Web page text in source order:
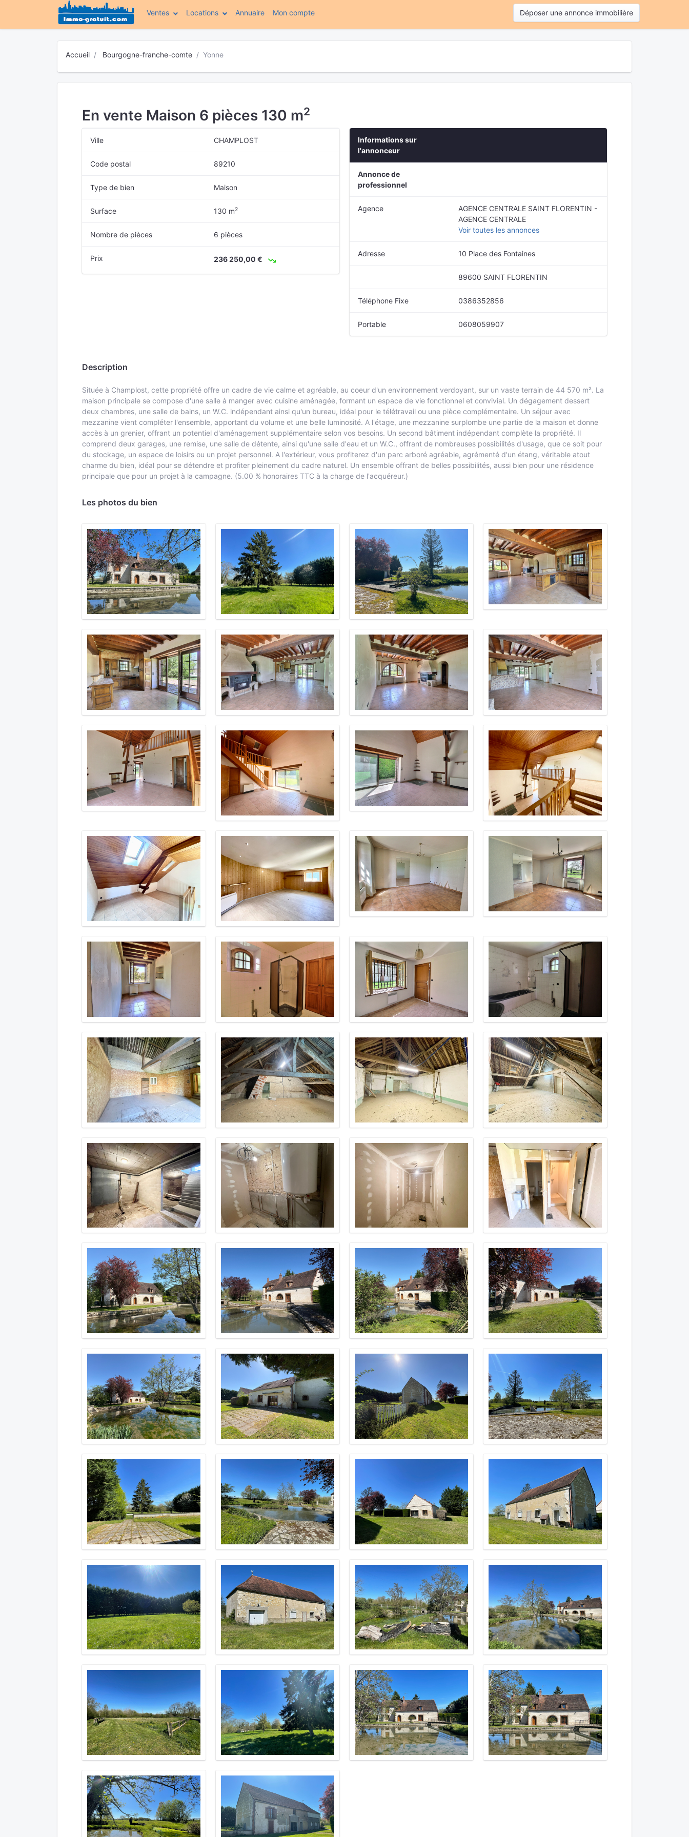
Ventes Locations Annuaire Mon compte(current) Déposer une annonce immobilière
Accueil Bourgogne-franche-comte Yonne
En vente Maison 6 pièces 130 m2
Ville CHAMPLOST
Code postal 89210
Type de bien Maison
Surface 130 m2
Nombre de pièces 6 pièces
Prix 236 250,00 €
Informations sur
l'annonceur
Annonce de
professionnel
Agence
AGENCE CENTRALE SAINT FLORENTIN -
AGENCE CENTRALE
Voir toutes les annonces
Adresse 10 Place des Fontaines
89600 SAINT FLORENTIN
Téléphone Fixe 0386352856
Portable 0608059907
Description
Située à Champlost, cette propriété offre un cadre de vie calme et agréable, au coeur d'un environnement verdoyant, sur un vaste terrain de 44 570 m². La
maison principale se compose d'une salle à manger avec cuisine aménagée, formant un espace de vie fonctionnel et convivial. Un dégagement dessert
deux chambres, une salle de bains, un W.C. indépendant ainsi qu'un bureau, idéal pour le télétravail ou une pièce complémentaire. Un séjour avec
mezzanine vient compléter l'ensemble, apportant du volume et une belle luminosité. A l'étage, une mezzanine surplombe une partie de la maison et donne
accès à un grenier, offrant un potentiel d'aménagement supplémentaire selon vos besoins. Un second bâtiment indépendant complète la propriété. Il
comprend deux garages, une remise, une salle de détente, ainsi qu'une salle d'eau et un W.C., offrant de nombreuses possibilités d'usage, que ce soit pour
du stockage, un espace de loisirs ou un projet personnel. A l'extérieur, vous profiterez d'un parc arboré agréable, agrémenté d'un étang, véritable atout
charme du bien, idéal pour se détendre et profiter pleinement du cadre naturel. Un ensemble offrant de belles possibilités, aussi bien pour une résidence
principale que pour un projet à la campagne. (5.00 % honoraires TTC à la charge de l'acquéreur.)
Les photos du bien